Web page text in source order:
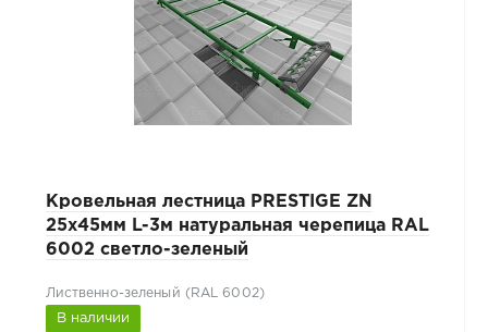
Кровельная лестница PRESTIGE ZN
25х45мм L-3м натуральная черепица RAL
6002 светло-зеленый
Лиственно-зеленый (RAL 6002)
В наличии